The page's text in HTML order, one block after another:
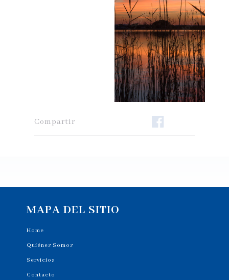
Compartir
MAPA DEL SITIO
Home
Quiénes Somos
Servicios
Contacto